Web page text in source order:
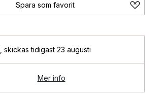
Spara som favorit
skickas tidigast 23 augusti
Mer info